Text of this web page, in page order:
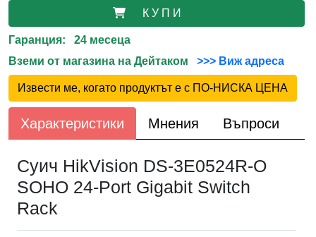
К У П И
Гаранция: 24 месеца
Вземи от магазина на Дейтаком
>>> Виж адреса
Извести ме, когато продуктът е с ПО-НИСКА ЦЕНА
Характеристики Мнения Въпроси
Суич HikVision DS-3E0524R-O
SOHO 24-Port Gigabit Switch
Rack